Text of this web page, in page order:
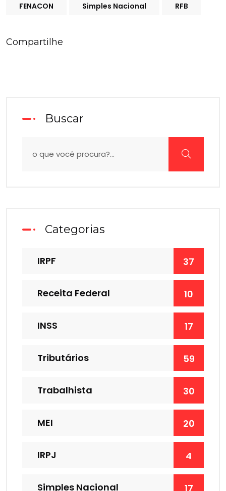
FENACON Simples Nacional RFB
Compartilhe
Buscar
Categorias
IRPF 37
Receita Federal 10
INSS 17
Tributários 59
Trabalhista 30
MEI 20
IRPJ 4
Simples Nacional 17